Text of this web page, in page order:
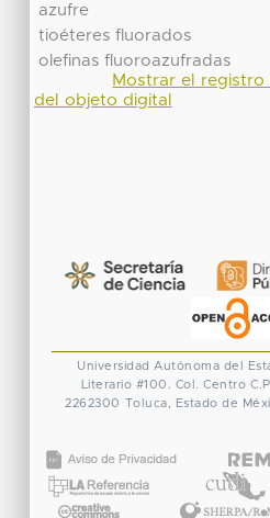
azufre
tioéteres fluorados
olefinas fluoroazufradas
Mostrar el registro
del objeto digital
Universidad Autónoma del
Literario #100. Col. Centro
2262300 Toluca, Estado de